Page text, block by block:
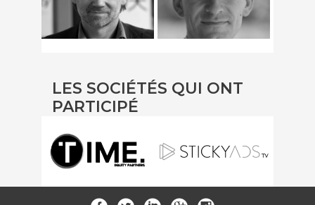
LES SOCIÉTÉS QUI ONT
PARTICIPÉ